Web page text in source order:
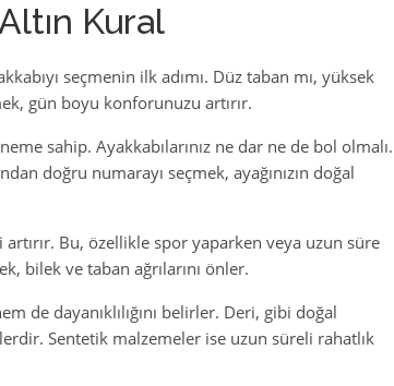
Kural
seçmenin ilk adımı. Düz taban mı, yüksek
gün boyu konforunuzu artırır.
sahip. Ayakkabılarınız ne dar ne de bol olmalı.
doğru numarayı seçmek, ayağınızın doğal
artırır. Bu, özellikle spor yaparken veya uzun süre
bilek ve taban ağrılarını önler.
de dayanıklılığını belirler. Deri, gibi doğal
Sentetik malzemeler ise uzun süreli rahatlık